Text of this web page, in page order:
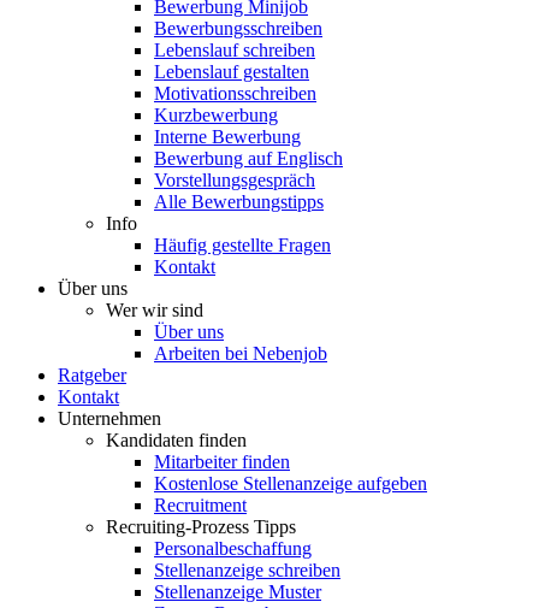
Bewerbung Minijob
Bewerbungsschreiben
Lebenslauf schreiben
Lebenslauf gestalten
Motivationsschreiben
Kurzbewerbung
Interne Bewerbung
Bewerbung auf Englisch
Vorstellungsgespräch
Alle Bewerbungstipps
Info
Häufig gestellte Fragen
Kontakt
Über uns
Wer wir sind
Über uns
Arbeiten bei Nebenjob
Ratgeber
Kontakt
Unternehmen
Kandidaten finden
Mitarbeiter finden
Kostenlose Stellenanzeige aufgeben
Recruitment
Recruiting-Prozess Tipps
Personalbeschaffung
Stellenanzeige schreiben
Stellenanzeige Muster